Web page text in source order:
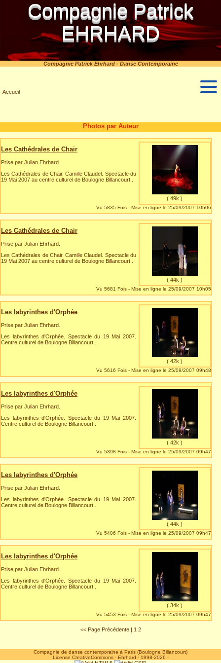
Compagnie Patrick
EHRHARD
Compagnie Patrick Ehrhard - Danse Contemporaine
Accueil
Photos par Auteur
( 49k )
Les Cathédrales de Chair
Prise par Julian Ehrhard.
Les Cathédrales de Chair. Camille Claudel. Spectacle du
19 Mai 2007 au centre culturel de Boulogne Billancourt..
Vu 5835 Fois - Mise en ligne le 25/09/2007 10h06
( 44k )
Les Cathédrales de Chair
Prise par Julian Ehrhard.
Les Cathédrales de Chair. Camille Claudel. Spectacle du
19 Mai 2007 au centre culturel de Boulogne Billancourt..
Vu 5681 Fois - Mise en ligne le 25/09/2007 10h05
( 42k )
Les labyrinthes d'Orphée
Prise par Julian Ehrhard.
Les labyrinthes d'Orphée. Spectacle du 19 Mai 2007.
Centre culturel de Boulogne Billancourt..
Vu 5616 Fois - Mise en ligne le 25/09/2007 09h48
( 42k )
Les labyrinthes d'Orphée
Prise par Julian Ehrhard.
Les labyrinthes d'Orphée. Spectacle du 19 Mai 2007.
Centre culturel de Boulogne Billancourt..
Vu 5398 Fois - Mise en ligne le 25/09/2007 09h47
( 44k )
Les labyrinthes d'Orphée
Prise par Julian Ehrhard.
Les labyrinthes d'Orphée. Spectacle du 19 Mai 2007.
Centre culturel de Boulogne Billancourt..
Vu 5406 Fois - Mise en ligne le 25/09/2007 09h47
( 34k )
Les labyrinthes d'Orphée
Prise par Julian Ehrhard.
Les labyrinthes d'Orphée. Spectacle du 19 Mai 2007.
Centre culturel de Boulogne Billancourt..
Vu 5453 Fois - Mise en ligne le 25/09/2007 09h47
<< Page Précédente| 1 2
Compagnie de danse contemporaine à Paris (Boulogne Billancourt)
License CreativeCommons - Ehrhard - 1998-2026 -